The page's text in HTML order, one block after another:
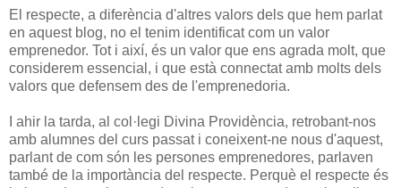
El respecte, a diferència d'altres valors dels que hem parlat
en aquest blog, no el tenim identificat com un valor
emprenedor. Tot i així, és un valor que ens agrada molt, que
considerem essencial, i que està connectat amb molts dels
valors que defensem des de l'emprenedoria.
I ahir la tarda, al col·legi Divina Providència, retrobant-nos
amb alumnes del curs passat i coneixent-ne nous d'aquest,
parlant de com són les persones emprenedores, parlaven
també de la importància del respecte. Perquè el respecte és